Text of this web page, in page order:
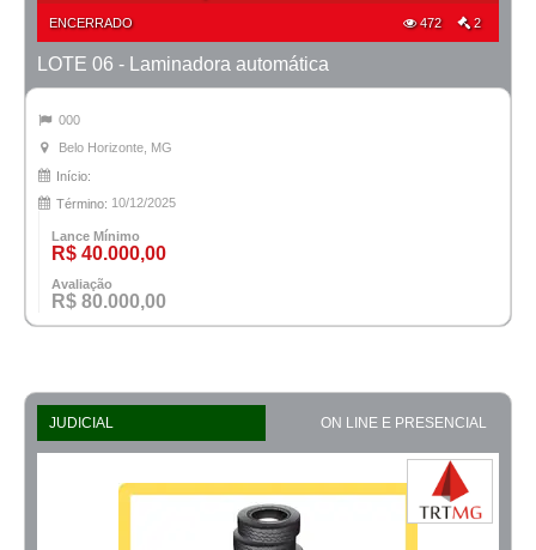
ENCERRADO 472 2
LOTE 06 - Laminadora automática
000
Belo Horizonte, MG
Início:
Término: 10/12/2025
Lance Mínimo
R$ 40.000,00
Avaliação
R$ 80.000,00
JUDICIAL ON LINE E PRESENCIAL